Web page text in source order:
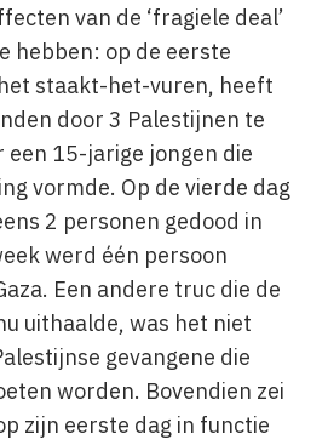
van de ‘fragiele deal’
hebben: op de eerste
staakt-het-vuren, heeft
door 3 Palestijnen te
15-jarige jongen die
vormde. Op de vierde dag
2 personen gedood in
werd één persoon
Een andere truc die de
uithaalde, was het niet
gevangene die
worden. Bovendien zei
zijn eerste dag in functie